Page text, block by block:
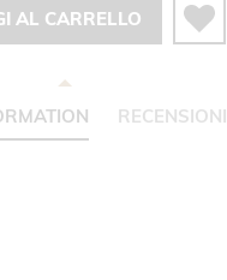
AL CARRELLO
RECENSIONI